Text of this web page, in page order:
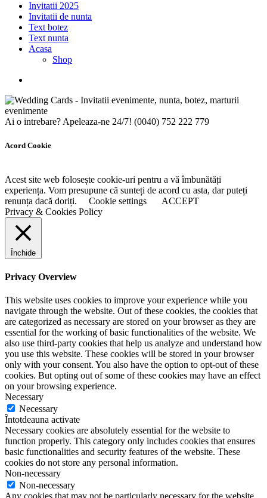
Invitatii 2025
Invitatii de nunta
Text botez
Text nunta
Acasa
Shop
Ai o intrebare? Apeleaza-ne 24/7! (0040) 752 222 779
Acord Cookie
Acest site web folosește cookie-uri pentru a vă îmbunătăți
experiența. Vom presupune că sunteți de acord cu asta, dar puteți
renunța dacă doriți.
Cookie settings
ACCEPT
Privacy & Cookies Policy
Închide
Privacy Overview
This website uses cookies to improve your experience while you
navigate through the website. Out of these cookies, the cookies that
are categorized as necessary are stored on your browser as they are
essential for the working of basic functionalities of the website. We
also use third-party cookies that help us analyze and understand how
you use this website. These cookies will be stored in your browser
only with your consent. You also have the option to opt-out of these
cookies. But opting out of some of these cookies may have an effect
on your browsing experience.
Necessary
Necessary
Întotdeauna activate
Necessary cookies are absolutely essential for the website to
function properly. This category only includes cookies that ensures
basic functionalities and security features of the website. These
cookies do not store any personal information.
Non-necessary
Non-necessary